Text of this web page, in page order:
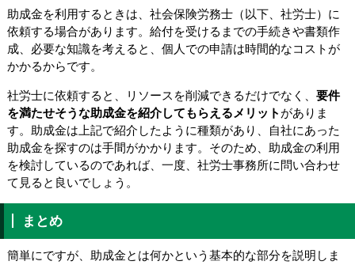
助成金を利用するときは、社会保険労務士（以下、社労士）に
依頼する場合があります。給付を受けるまでの手続きや書類作
成、必要な知識を考えると、個人での申請は時間的なコストが
かかるからです。
社労士に依頼すると、リソースを削減できるだけでなく、 要件
を満たせそうな助成金を紹介してもらえるメリット がありま
す。助成金は上記で紹介したように種類があり、自社にあった
助成金を探すのは手間がかかります。そのため、助成金の利用
を検討しているのであれば、一度、社労士事務所に問い合わせ
て見ると良いでしょう。
まとめ
簡単にですが、助成金とは何かという基本的な部分を説明しま